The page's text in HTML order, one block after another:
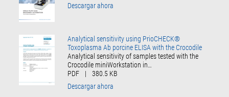
Descargar ahora
Analytical sensitivity using PrioCHECK®
Toxoplasma Ab porcine ELISA with the Crocodile
Analytical sensitivity of samples tested with the
Crocodile miniWorkstation in…
PDF
|
380.5 KB
Descargar ahora